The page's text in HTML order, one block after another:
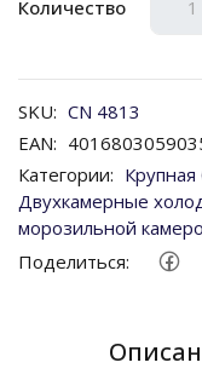
Количество
SKU: CN 4813
EAN:
Категории:
Двухкамерные
морозильной
Поделиться: